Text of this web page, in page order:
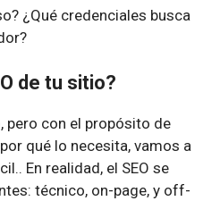
¿Qué credenciales busca
de tu sitio?
pero con el propósito de
qué lo necesita, vamos a
En realidad, el SEO se
técnico, on-page, y off-